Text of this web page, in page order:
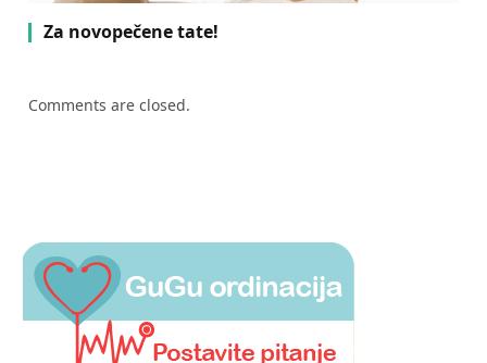
Za novopečene tate!
Comments are closed.